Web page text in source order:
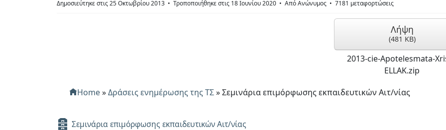
χ
Δημοσιεύτηκε στις 25 Οκτωβρίου 2013 Τροποποιήθηκε στις 18 Ιουνίου 2020 ΑπόΑνώνυμος 7181 μεταφορτώσεις
Λήψη
(481 KB)
2013-cie-Apotelesmata-
ELLAK.zip
Home»Δράσεις ενημέρωσης της ΤΣ»Σεμινάρια επιμόρφωσης εκπαιδευτικών Αιτ/νίας
ΑΣεμινάρια επιμόρφωσης εκπαιδευτικών Αιτ/νίας